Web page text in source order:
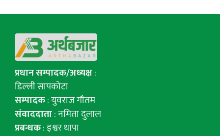
प्रधान सम्पादक/अध्यक्ष:
डिल्ली सापकोटा
सम्पादक: युवराज गाैतम
संवाददाता: नमिता दुलाल
प्रबन्धक: इश्वर थापा